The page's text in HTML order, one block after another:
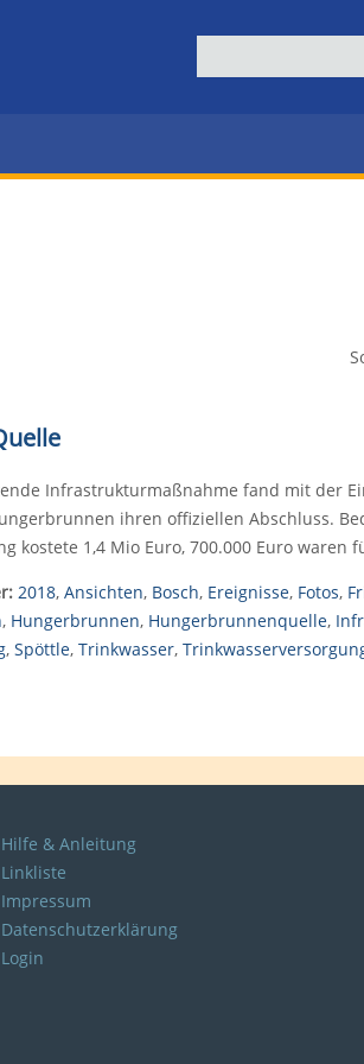
Infrastrukturmaßnahme fand mit der
ihren offiziellen Abschluss.
kostete 1,4 Mio Euro, 700.000 Euro waren
2018, Ansichten, Bosch, Ereignisse, Fotos,
, Hungerbrunnen, Hungerbrunnenquelle,
, Spöttle, Trinkwasser,
Hilfe & Anleitung
Linkliste
Impressum
Datenschutzerklärung
Login